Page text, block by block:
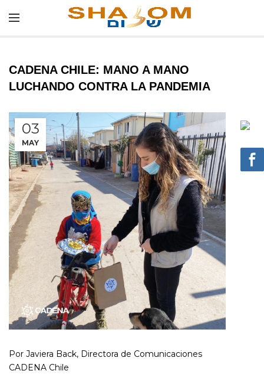
CADENA CHILE: MANO A MANO
LUCHANDO CONTRA LA PANDEMIA
03
MAY
Por Javiera Back, Directora de Comunicaciones
CADENA Chile